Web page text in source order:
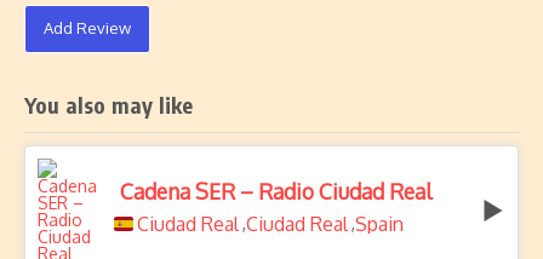
Add Review
You also may like
Cadena SER – Radio Ciudad Real
Ciudad Real,Ciudad Real,Spain